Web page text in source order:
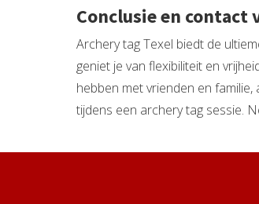
Conclusie en contact
Archery tag Texel biedt de
geniet je van flexibiliteit en
hebben met vrienden en
tijdens een archery tag sessie.